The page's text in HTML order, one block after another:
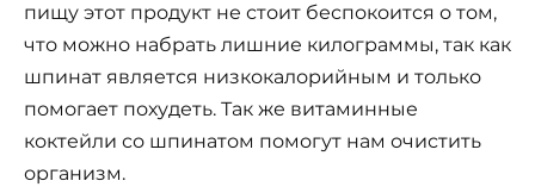
пищу этот продукт не стоит беспокоится о том,
что можно набрать лишние килограммы, так как
шпинат является низкокалорийным и только
помогает похудеть. Так же витаминные
коктейли со шпинатом помогут нам очистить
организм.